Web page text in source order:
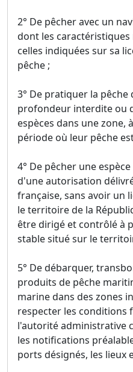
2° De pêcher avec un
dont les
celles indiquées sur sa
pêche ;
3° De pratiquer la
profondeur interdite ou
espèces dans une
période où leur pêche
4° De pêcher une
d'une autorisation
française, sans avoir un
le territoire de la
être dirigé et contrôlé à
stable situé sur le
5° De débarquer,
produits de pêche
marine dans des zones
respecter les conditions
l'autorité administrative
les notifications
ports désignés, les lieux